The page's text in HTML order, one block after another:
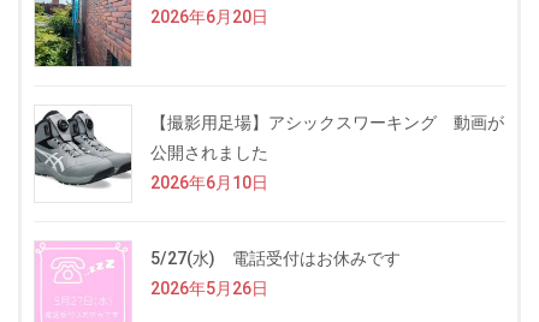
2026年6月20日
【撮影用足場】アシックスワーキング 動画が
公開されました
2026年6月10日
5/27(水) 電話受付はお休みです
2026年5月26日